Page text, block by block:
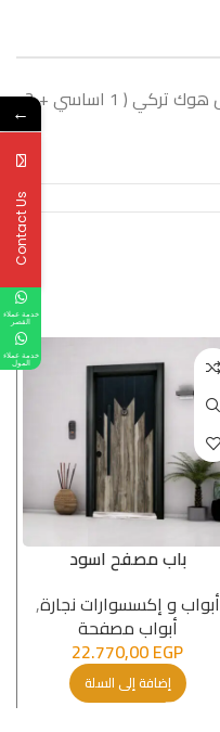
ابواب مصفحة تركي مزودة ب 3 طبل هوك تركي ( 1 اساسي + 2
باب مصفح اسود
أبواب و إكسسوارات نجارة,
أبواب مصفحة
22.770,00EGP
إضافة إلى السلة
←
Contact Us
خدمة عملاء
القصر
خدمة عملاء
المول